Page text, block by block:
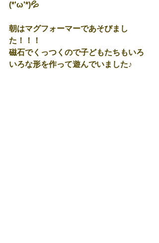
(*'ω'*)💦
朝はマグフォーマーであそびまし
た！！！
磁石でくっつくので子どもたちもいろ
いろな形を作って遊んでいました♪